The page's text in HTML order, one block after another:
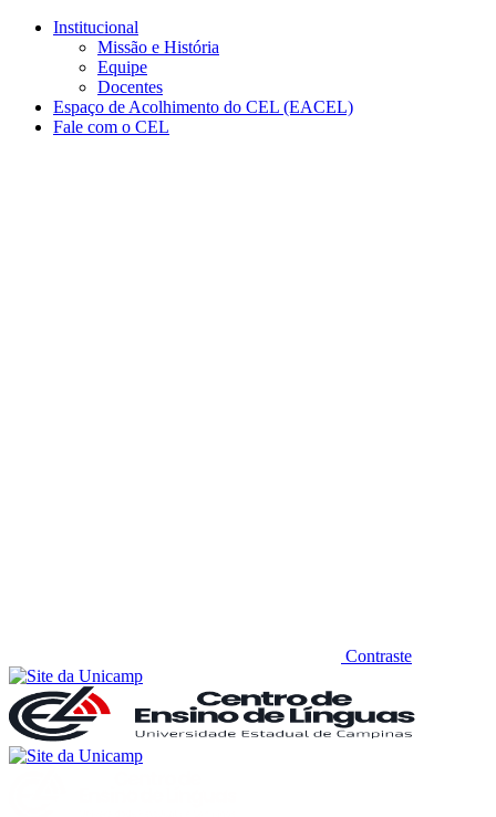
Conteúdo principal
Institucional
Missão e História
Equipe
Docentes
Espaço de Acolhimento do CEL (EACEL)
Fale com o CEL
Contraste